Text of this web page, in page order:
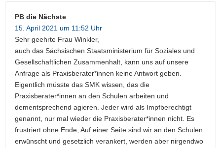
PB die Nächste
15. April 2021 um 11:52 Uhr
Sehr geehrte Frau Winkler,
auch das Sächsischen Staatsministerium für Soziales und
Gesellschaftlichen Zusammenhalt, kann uns auf unsere
Anfrage als Praxisberater*innen keine Antwort geben.
Eigentlich müsste das SMK wissen, das die
Praxisberater*innen an den Schulen arbeiten und
dementsprechend agieren. Jeder wird als Impfberechtigt
genannt, nur mal wieder die Praxisberater*innen nicht. Es
frustriert ohne Ende, Auf einer Seite sind wir an den Schulen
erwünscht und gesetzlich verankert, werden aber nirgendwo